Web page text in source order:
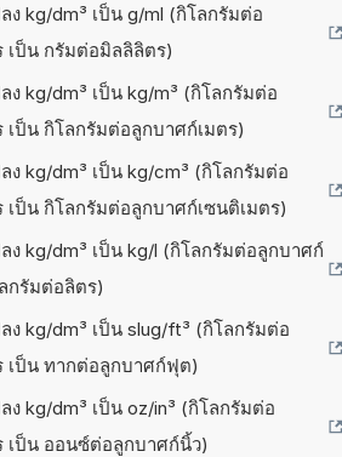
ง kg/dm³ เป็น g/ml (กิโลกรัมต่อ
เป็น กรัมต่อมิลลิลิตร)
ง kg/dm³ เป็น kg/m³ (กิโลกรัมต่อ
เป็น กิโลกรัมต่อลูกบาศก์เมตร)
ง kg/dm³ เป็น kg/cm³ (กิโลกรัมต่อ
เป็น กิโลกรัมต่อลูกบาศก์เซนติเมตร)
ง kg/dm³ เป็น kg/l (กิโลกรัมต่อลูกบาศก์
กรัมต่อลิตร)
ง kg/dm³ เป็น slug/ft³ (กิโลกรัมต่อ
เป็น ทากต่อลูกบาศก์ฟุต)
ง kg/dm³ เป็น oz/in³ (กิโลกรัมต่อ
เป็น ออนซ์ต่อลูกบาศก์นิ้ว)